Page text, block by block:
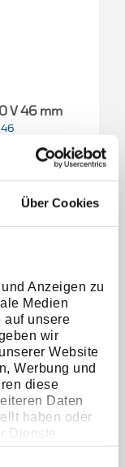
Über Cookies
Anzeigen zu
Medien
auf unsere
wir
Website
Werbung und
diese
Daten
haben oder
Dienste
V 46 mm
46